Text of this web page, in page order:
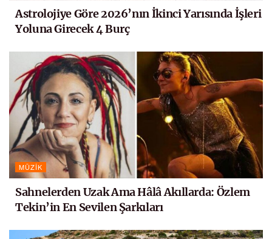
Astrolojiye Göre 2026’nın İkinci Yarısında İşleri
Yoluna Girecek 4 Burç
MÜZIK
Sahnelerden Uzak Ama Hâlâ Akıllarda: Özlem
Tekin’in En Sevilen Şarkıları